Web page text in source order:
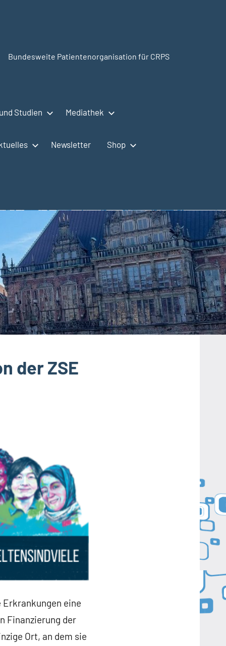
SudeckSelbsthilfe.org
Bundesweite Patientenorganisation für CRPS
Studien Mediathek
Newsletter Shop
der ZSE
eine
Finanzierung der
Ort, an dem sie